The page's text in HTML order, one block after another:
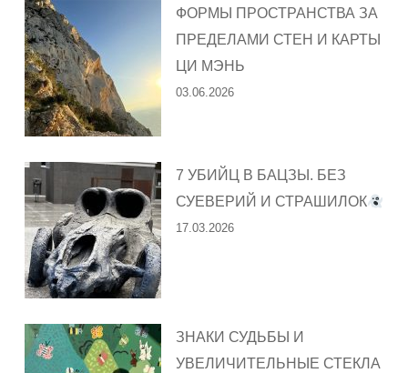
ФОРМЫ ПРОСТРАНСТВА ЗА
ПРЕДЕЛАМИ СТЕН И КАРТЫ
ЦИ МЭНЬ
03.06.2026
7 УБИЙЦ В БАЦЗЫ. БЕЗ
СУЕВЕРИЙ И СТРАШИЛОК
17.03.2026
ЗНАКИ СУДЬБЫ И
УВЕЛИЧИТЕЛЬНЫЕ СТЕКЛА